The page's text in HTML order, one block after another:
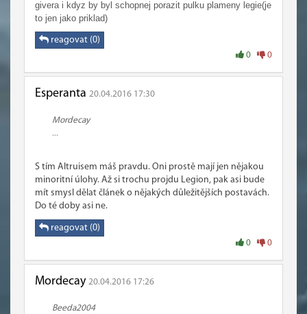
givera i kdyz by byl schopnej porazit pulku plameny legie(je
to jen jako priklad)
reagovat (0)
0 0
Esperanta 20.04.2016 17:30
Mordecay
...
S tím Altruisem máš pravdu. Oni prostě mají jen nějakou
minoritní úlohy. Až si trochu projdu Legion, pak asi bude
mít smysl dělat článek o nějakých důležitějších postavách.
Do té doby asi ne.
reagovat (0)
0 0
Mordecay 20.04.2016 17:26
Beeda2004